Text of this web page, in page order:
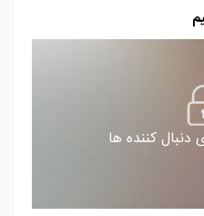
دنبال کننده ها